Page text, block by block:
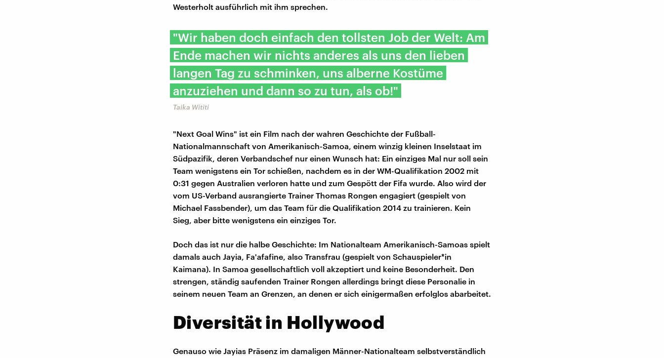
Westerholt ausführlich mit ihm sprechen.
"Wir haben doch einfach den tollsten Job der Welt: Am
Ende machen wir nichts anderes als uns den lieben
langen Tag zu schminken, uns alberne Kostüme
anzuziehen und dann so zu tun, als ob!"
Taika Wititi
"Next Goal Wins" ist ein Film nach der wahren Geschichte der Fußball-
Nationalmannschaft von Amerikanisch-Samoa, einem winzig kleinen Inselstaat im
Südpazifik, deren Verbandschef nur einen Wunsch hat: Ein einziges Mal nur soll sein
Team wenigstens ein Tor schießen, nachdem es in der WM-Qualifikation 2002 mit
0:31 gegen Australien verloren hatte und zum Gespött der Fifa wurde. Also wird der
vom US-Verband ausrangierte Trainer Thomas Rongen engagiert (gespielt von
Michael Fassbender), um das Team für die Qualifikation 2014 zu trainieren. Kein
Sieg, aber bitte wenigstens ein einziges Tor.
Doch das ist nur die halbe Geschichte: Im Nationalteam Amerikanisch-Samoas spielt
damals auch Jayia, Fa'afafine, also Transfrau (gespielt von Schauspieler*in
Kaimana). In Samoa gesellschaftlich voll akzeptiert und keine Besonderheit. Den
strengen, ständig saufenden Trainer Rongen allerdings bringt diese Personalie in
seinem neuen Team an Grenzen, an denen er sich einigermaßen erfolglos abarbeitet.
Diversität in Hollywood
Genauso wie Jayias Präsenz im damaligen Männer-Nationalteam selbstverständlich